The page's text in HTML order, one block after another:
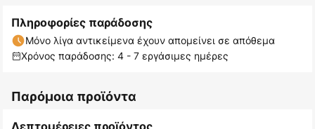
Πληροφορίες παράδοσης
Μόνο λίγα αντικείμενα έχουν απομείνει σε απόθεμα
Χρόνος παράδοσης: 4 - 7 εργάσιμες ημέρες
Παρόμοια προϊόντα